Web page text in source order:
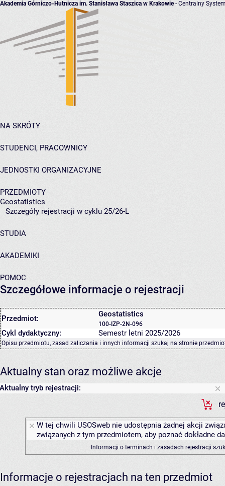
Akademia Górniczo-Hutnicza im. Stanisława Staszica w Krakowie- Centralny
NA SKRÓTY
STUDENCI, PRACOWNICY
JEDNOSTKI ORGANIZACYJNE
PRZEDMIOTY
Geostatistics
Szczegóły rejestracji w cyklu 25/26-L
STUDIA
AKADEMIKI
POMOC
Szczegółowe informacje o rejestracji
Przedmiot: Geostatistics
100-IZP-2N-096
Cykl dydaktyczny: Semestr letni 2025/2026
Opisu przedmiotu, zasad zaliczania i innych informacji szukaj na stronie
Aktualny stan oraz możliwe akcje
Aktualny tryb rejestracji:
W tej chwili USOSweb nie udostępnia żadnej akcji
związanych z tym przedmiotem, aby poznać dokładne
Informacji o terminach i zasadach rejestracji
Informacje o rejestracjach na ten przedmiot